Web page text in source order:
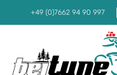
+49 (0)7662 94 90 997